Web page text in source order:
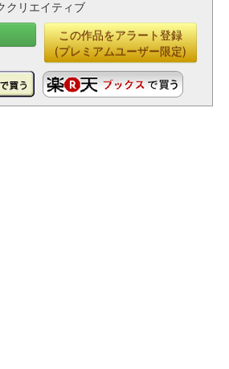
クリエイティブ
この作品をアラート登録
(プレミアムユーザー限定)